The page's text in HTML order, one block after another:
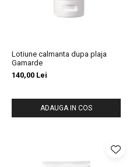
Lotiune calmanta dupa plaja
Gamarde
140,00 Lei
ADAUGA IN COS